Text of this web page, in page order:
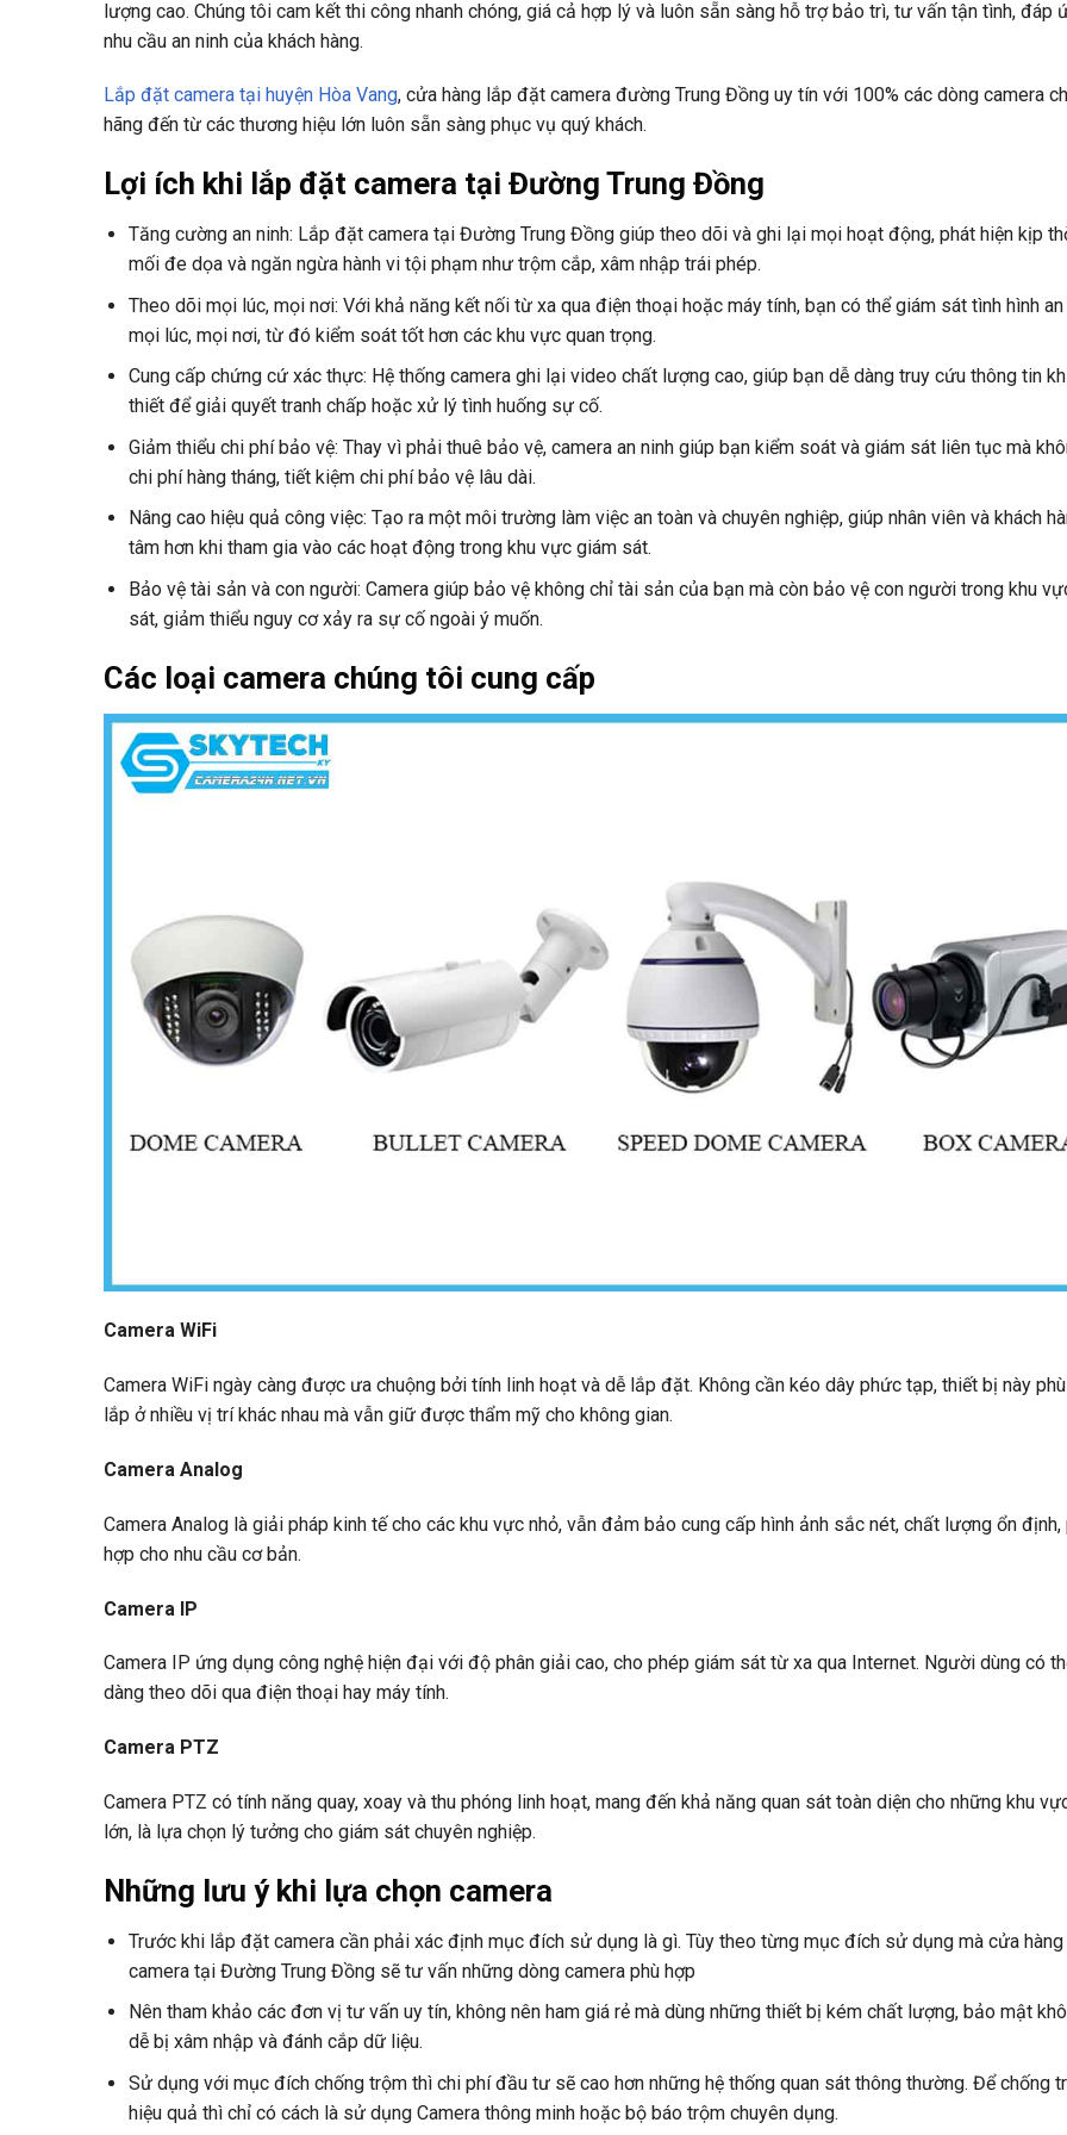
lượng cao. Chúng tôi cam kết thi công nhanh chóng, giá cả hợp lý và luôn sẵn sàng hỗ trợ bảo trì, tư vấn tận tình, đáp
nhu cầu an ninh của khách hàng.
Lắp đặt camera tại huyện Hòa Vang, cửa hàng lắp đặt camera đường Trung Đồng uy tín với 100% các dòng camera
hãng đến từ các thương hiệu lớn luôn sẵn sàng phục vụ quý khách.
Lợi ích khi lắp đặt camera tại Đường Trung Đồng
Tăng cường an ninh: Lắp đặt camera tại Đường Trung Đồng giúp theo dõi và ghi lại mọi hoạt động, phát hiện kịp
mối đe dọa và ngăn ngừa hành vi tội phạm như trộm cắp, xâm nhập trái phép.
Theo dõi mọi lúc, mọi nơi: Với khả năng kết nối từ xa qua điện thoại hoặc máy tính, bạn có thể giám sát tình hình an
mọi lúc, mọi nơi, từ đó kiểm soát tốt hơn các khu vực quan trọng.
Cung cấp chứng cứ xác thực: Hệ thống camera ghi lại video chất lượng cao, giúp bạn dễ dàng truy cứu thông tin
thiết để giải quyết tranh chấp hoặc xử lý tình huống sự cố.
Giảm thiểu chi phí bảo vệ: Thay vì phải thuê bảo vệ, camera an ninh giúp bạn kiểm soát và giám sát liên tục mà
chi phí hàng tháng, tiết kiệm chi phí bảo vệ lâu dài.
Nâng cao hiệu quả công việc: Tạo ra một môi trường làm việc an toàn và chuyên nghiệp, giúp nhân viên và khách
tâm hơn khi tham gia vào các hoạt động trong khu vực giám sát.
Bảo vệ tài sản và con người: Camera giúp bảo vệ không chỉ tài sản của bạn mà còn bảo vệ con người trong khu
sát, giảm thiểu nguy cơ xảy ra sự cố ngoài ý muốn.
Các loại camera chúng tôi cung cấp
Camera WiFi
Camera WiFi ngày càng được ưa chuộng bởi tính linh hoạt và dễ lắp đặt. Không cần kéo dây phức tạp, thiết bị này
lắp ở nhiều vị trí khác nhau mà vẫn giữ được thẩm mỹ cho không gian.
Camera Analog
Camera Analog là giải pháp kinh tế cho các khu vực nhỏ, vẫn đảm bảo cung cấp hình ảnh sắc nét, chất lượng ổn định,
hợp cho nhu cầu cơ bản.
Camera IP
Camera IP ứng dụng công nghệ hiện đại với độ phân giải cao, cho phép giám sát từ xa qua Internet. Người dùng có
dàng theo dõi qua điện thoại hay máy tính.
Camera PTZ
Camera PTZ có tính năng quay, xoay và thu phóng linh hoạt, mang đến khả năng quan sát toàn diện cho những khu
lớn, là lựa chọn lý tưởng cho giám sát chuyên nghiệp.
Những lưu ý khi lựa chọn camera
Trước khi lắp đặt camera cần phải xác định mục đích sử dụng là gì. Tùy theo từng mục đích sử dụng mà cửa
camera tại Đường Trung Đồng sẽ tư vấn những dòng camera phù hợp
Nên tham khảo các đơn vị tư vấn uy tín, không nên ham giá rẻ mà dùng những thiết bị kém chất lượng, bảo mật
dễ bị xâm nhập và đánh cắp dữ liệu.
Sử dụng với mục đích chống trộm thì chi phí đầu tư sẽ cao hơn những hệ thống quan sát thông thường. Để chống
hiệu quả thì chỉ có cách là sử dụng Camera thông minh hoặc bộ báo trộm chuyên dụng.